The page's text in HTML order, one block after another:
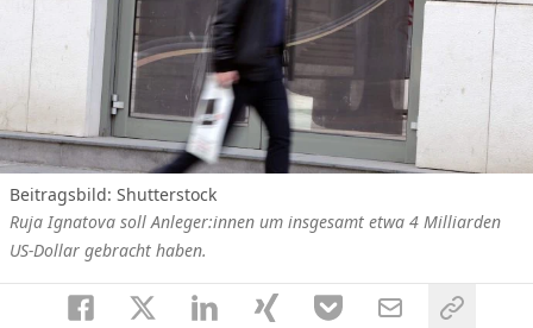
Beitragsbild: Shutterstock
Ruja Ignatova soll Anleger:innen um insgesamt etwa 4 Milliarden
US-Dollar gebracht haben.